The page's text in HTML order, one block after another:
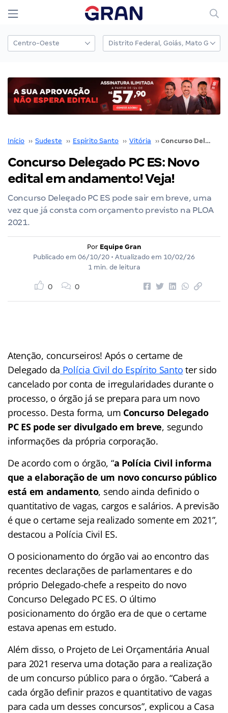
Início ›› Sudeste ›› Espírito Santo ›› Vitória ›› Concurso Delegado PC ES: Novo edital em andamento! Veja!
Concurso Delegado PC ES: Novo
edital em andamento! Veja!
Concurso Delegado PC ES pode sair em breve, uma
vez que já consta com orçamento previsto na PLOA
2021.
Por Equipe Gran
Publicado em 06/10/20 • Atualizado em 10/02/26
1 min. de leitura
0 0
Atenção, concurseiros! Após o certame de
Delegado da Polícia Civil do Espírito Santo ter sido
cancelado por conta de irregularidades durante o
processo, o órgão já se prepara para um novo
processo. Desta forma, um Concurso Delegado
PC ES pode ser divulgado em breve, segundo
informações da própria corporação.
De acordo com o órgão, “a Polícia Civil informa
que a elaboração de um novo concurso público
está em andamento, sendo ainda definido o
quantitativo de vagas, cargos e salários. A previsão
é que o certame seja realizado somente em 2021”,
destacou a Polícia Civil ES.
O posicionamento do órgão vai ao encontro das
recentes declarações de parlamentares e do
próprio Delegado-chefe a respeito do novo
Concurso Delegado PC ES. O último
posicionamento do órgão era de que o certame
estava apenas em estudo.
Além disso, o Projeto de Lei Orçamentária Anual
para 2021 reserva uma dotação para a realização
de um concurso público para o órgão. “Caberá a
cada órgão definir prazos e quantitativo de vagas
para cada um desses concursos”, explicou a Casa